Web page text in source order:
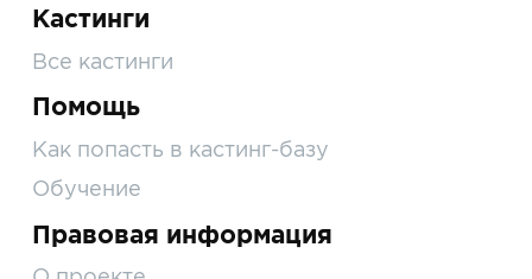
Кастинги
Все кастинги
Помощь
Как попасть в кастинг-базу
Обучение
Правовая информация